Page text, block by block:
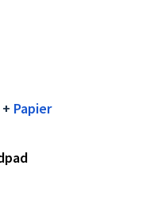
+ Papier